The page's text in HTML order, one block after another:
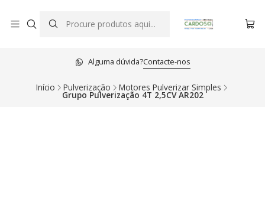
Alguma dúvida?Contacte-nos
Início Pulverização Motores Pulverizar Simples
Grupo Pulverização 4T 2,5CV AR202